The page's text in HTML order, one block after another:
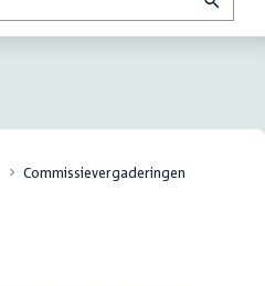
Commissievergaderingen